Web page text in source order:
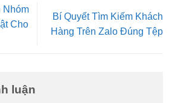
Nhóm
Cho
Bí Quyết Tìm Kiếm Khách
Hàng Trên Zalo Đúng Tệp
luận